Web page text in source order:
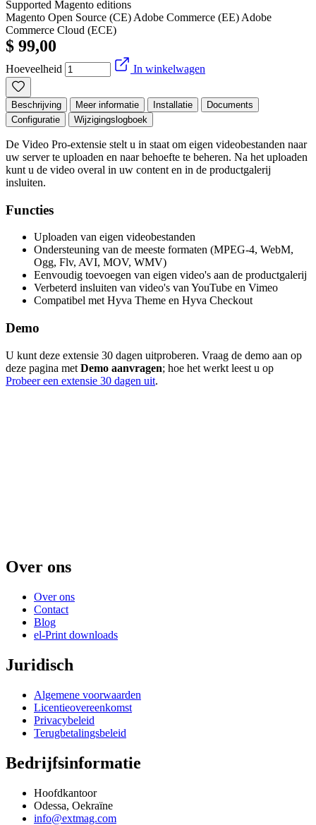
Supported Magento editions
Magento Open Source (CE) Adobe Commerce (EE) Adobe
Commerce Cloud (ECE)
$ 99,00
Hoeveelheid In winkelwagen
Beschrijving Meer informatie Installatie
Documents
Configuratie
Wijzigingslogboek
De Video Pro-extensie stelt u in staat om eigen videobestanden naar
uw server te uploaden en naar behoefte te beheren. Na het uploaden
kunt u de video overal in uw content en in de productgalerij
insluiten.
Functies
Uploaden van eigen videobestanden
Ondersteuning van de meeste formaten (MPEG-4, WebM,
Ogg, Flv, AVI, MOV, WMV)
Eenvoudig toevoegen van eigen video's aan de productgalerij
Verbeterd insluiten van video's van YouTube en Vimeo
Compatibel met Hyva Theme en Hyva Checkout
Demo
U kunt deze extensie 30 dagen uitproberen. Vraag de demo aan op
deze pagina met Demo aanvragen; hoe het werkt leest u op
Probeer een extensie 30 dagen uit.
Over ons
Over ons
Contact
Blog
el-Print downloads
Juridisch
Algemene voorwaarden
Licentieovereenkomst
Privacybeleid
Terugbetalingsbeleid
Bedrijfsinformatie
Hoofdkantoor
Odessa, Oekraïne
info@extmag.com